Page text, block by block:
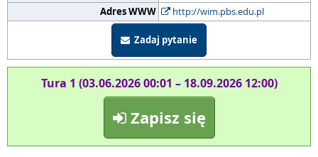
Adres WWW
http://wim.pbs.edu.pl
Zadaj pytanie
Tura 1 (03.06.2026 00:01 – 18.09.2026 12:00)
Zapisz się